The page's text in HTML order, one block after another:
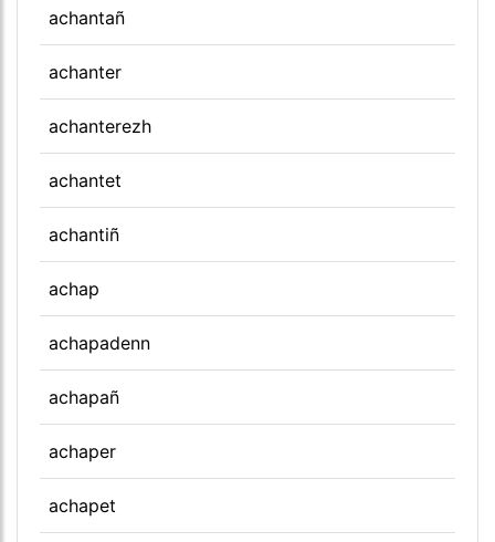
achantañ
achanter
achanterezh
achantet
achantiñ
achap
achapadenn
achapañ
achaper
achapet